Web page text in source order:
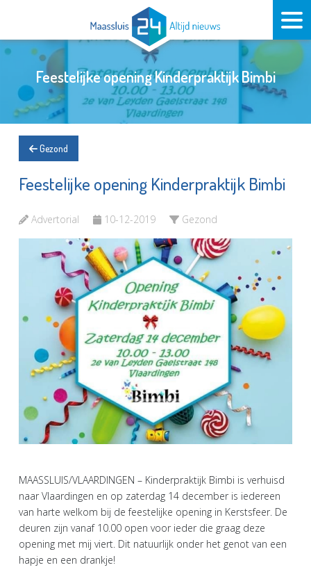
Feestelijke opening Kinderpraktijk Bimbi
Gezond
Feestelijke opening Kinderpraktijk Bimbi
Advertorial 10-12-2019 Gezond
MAASSLUIS/VLAARDINGEN – Kinderpraktijk Bimbi is verhuisd
naar Vlaardingen en op zaterdag 14 december is iedereen
van harte welkom bij de feestelijke opening in Kerstsfeer. De
deuren zijn vanaf 10.00 open voor ieder die graag deze
opening met mij viert. Dit natuurlijk onder het genot van een
hapje en een drankje!